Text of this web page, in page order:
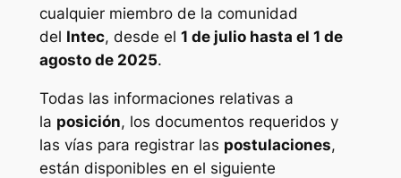
cualquier miembro de la comunidad
del Intec, desde el 1 de julio hasta el 1 de
agosto de 2025.
Todas las informaciones relativas a
la posición, los documentos requeridos y
las vías para registrar las postulaciones,
están disponibles en el siguiente